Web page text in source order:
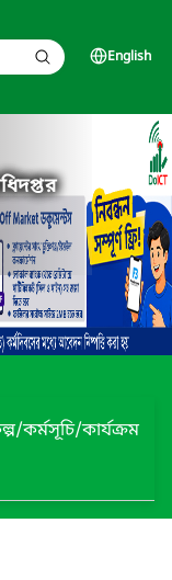
English
কর্মসূচি/কার্যক্রম